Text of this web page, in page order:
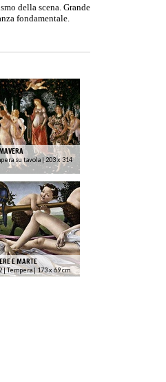
della scena. Grande
fondamentale.
su tavola | 203 x 314
E MARTE
| Tempera | 173 x 69 cm.